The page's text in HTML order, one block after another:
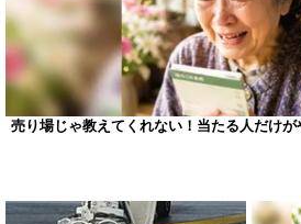
売り場じゃ教えてくれない！当たる人だけ